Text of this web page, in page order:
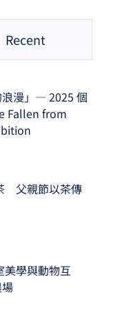
Recent
浪漫」— 2025 個
Fallen from
父親節以茶傳
美學與動物互